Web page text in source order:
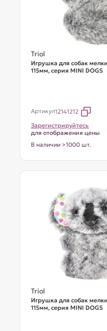
Triol
Игрушка для собак
115мм, серия MINI DOGS
Артикул12141212
Зарегистрируйтесь
для отображения цены
В наличии >1000 шт.
Triol
Игрушка для собак
115мм, серия MINI DOGS